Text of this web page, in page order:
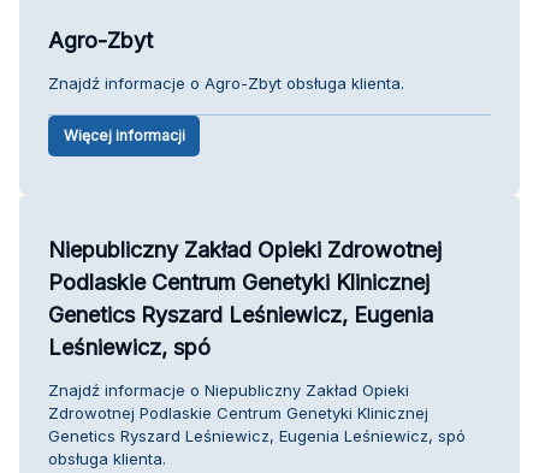
Agro-Zbyt
Znajdź informacje o Agro-Zbyt obsługa klienta.
Więcej informacji
Niepubliczny Zakład Opieki Zdrowotnej
Podlaskie Centrum Genetyki Klinicznej
Genetics Ryszard Leśniewicz, Eugenia
Leśniewicz, spó
Znajdź informacje o Niepubliczny Zakład Opieki
Zdrowotnej Podlaskie Centrum Genetyki Klinicznej
Genetics Ryszard Leśniewicz, Eugenia Leśniewicz, spó
obsługa klienta.